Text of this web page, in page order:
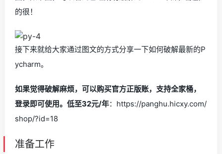
的很！
接下来就给大家通过图文的方式分享一下如何破解最新的P
ycharm。
如果觉得破解麻烦，可以购买官方正版账，支持全家桶，
登录即可使用。低至32元/年：https://panghu.hicxy.com/
shop/?id=18
准备工作